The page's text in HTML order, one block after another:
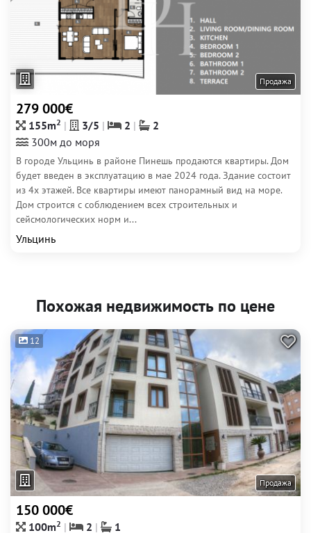
Продажа
279 000€
155m2 3/5 2
2
300м до моря
В городе Ульцинь в районе Пинешь продаются квартиры. Дом
будет введен в эксплуатацию в мае 2024 года. Здание состоит
из 4х этажей. Все квартиры имеют панорамный вид на море.
Дом строится с соблюдением всех строительных и
сейсмологических норм и...
Ульцинь
Похожая недвижимость по цене
12
Продажа
150 000€
100m2 2 1